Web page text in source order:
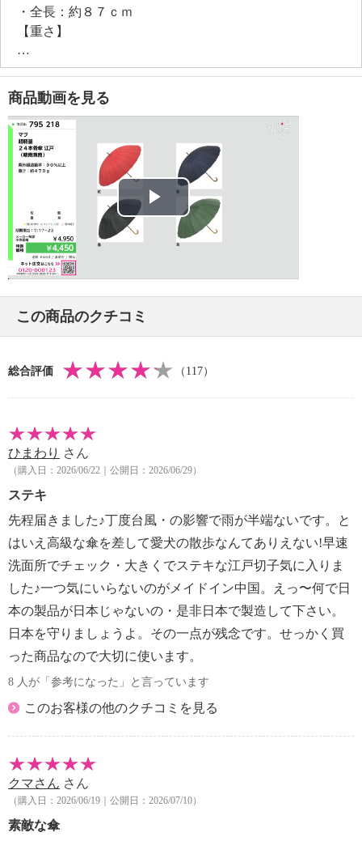
・全長：約８７ｃｍ
【重さ】
・約４７０ｇ
【原産国（地）】
・中国製
商品動画を見る
Play
Video
この商品のクチコミ
総合評価 （117）
ひまわり さん
（購入日：2026/06/22｜公開日：2026/06/29）
ステキ
先程届きました♪丁度台風・の影響で雨が半端ないです。と
はいえ高級な傘を差して愛犬の散歩なんてありえない!早速
洗面所でチェック・大きくでステキな江戸切子気に入りま
した♪一つ気にいらないのがメイドイン中国。えっ〜何で日
本の製品が日本じゃないの・是非日本で製造して下さい。
日本を守りましょうよ。その一点が残念です。せっかく買
った商品なので大切に使います。
8 人が「参考になった」と言っています
このお客様の他のクチコミを見る
クマさん さん
（購入日：2026/06/19｜公開日：2026/07/10）
素敵な傘